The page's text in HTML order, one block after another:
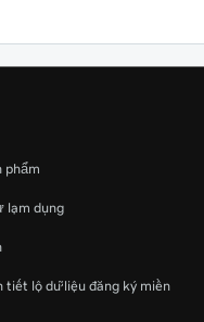
phẩm
lạm dụng
tiết lộ dữ liệu đăng ký miền